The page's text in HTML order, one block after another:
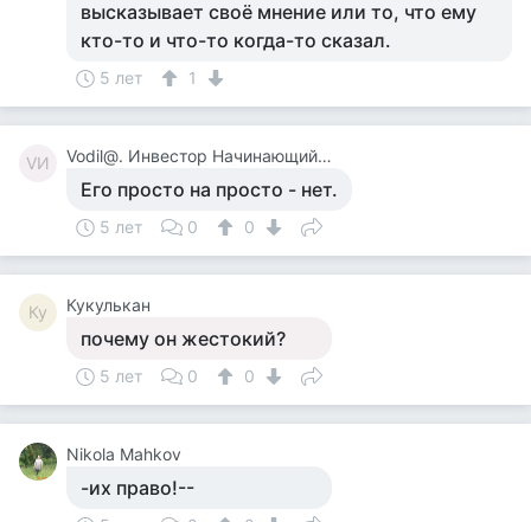
высказывает своё мнение или то, что ему
кто-то и что-то когда-то сказал.
5 лет 1
VИ Vodil@. Инвестор Начинающий. Сырожа.
Его просто на просто - нет.
5 лет 0 0
Ку Кукулькан
почему он жестокий?
5 лет 0 0
Nikola Mahkov
-их право!--